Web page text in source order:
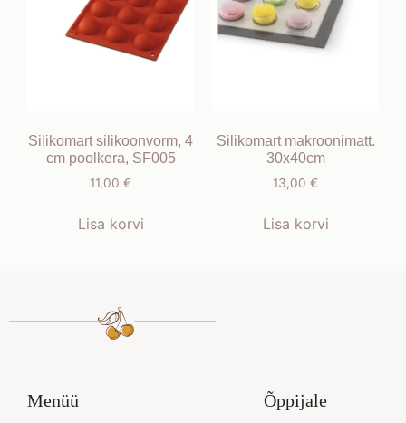
Silikomart silikoonvorm, 4
cm poolkera, SF005
11,00 €
Lisa korvi
Silikomart makroonimatt.
30x40cm
13,00 €
Lisa korvi
Menüü Õppijale